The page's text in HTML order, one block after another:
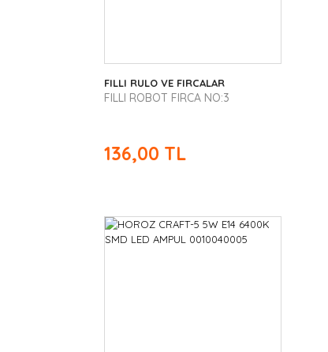
FILLI RULO VE FIRCALAR
FILLI ROBOT FIRCA NO:3
136,00 TL